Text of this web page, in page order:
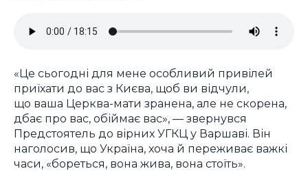
«Це сьогодні для мене особливий привілей
приїхати до вас з Києва, щоб ви відчули,
що ваша Церква-мати зранена, але не скорена,
дбає про вас, обіймає вас», — звернувся
Предстоятель до вірних УГКЦ у Варшаві. Він
наголосив, що Україна, хоча й переживає важкі
часи, «бореться, вона жива, вона стоїть».